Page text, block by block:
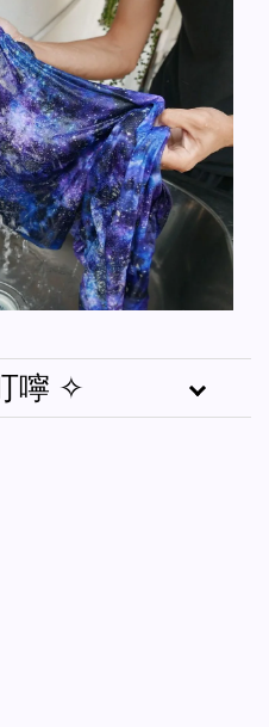
嚀 ✧